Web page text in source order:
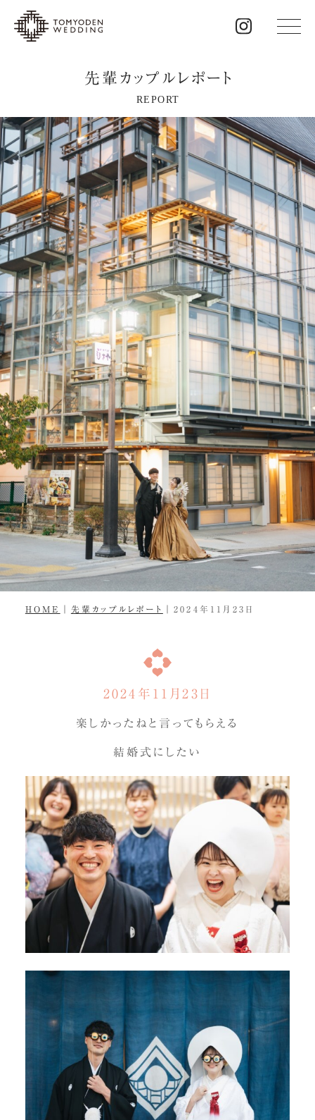
先輩カップルレポート
REPORT
HOME 先輩カップルレポート ｜2024年11月23日
2024年11月23日
楽しかったねと言ってもらえる
結婚式にしたい